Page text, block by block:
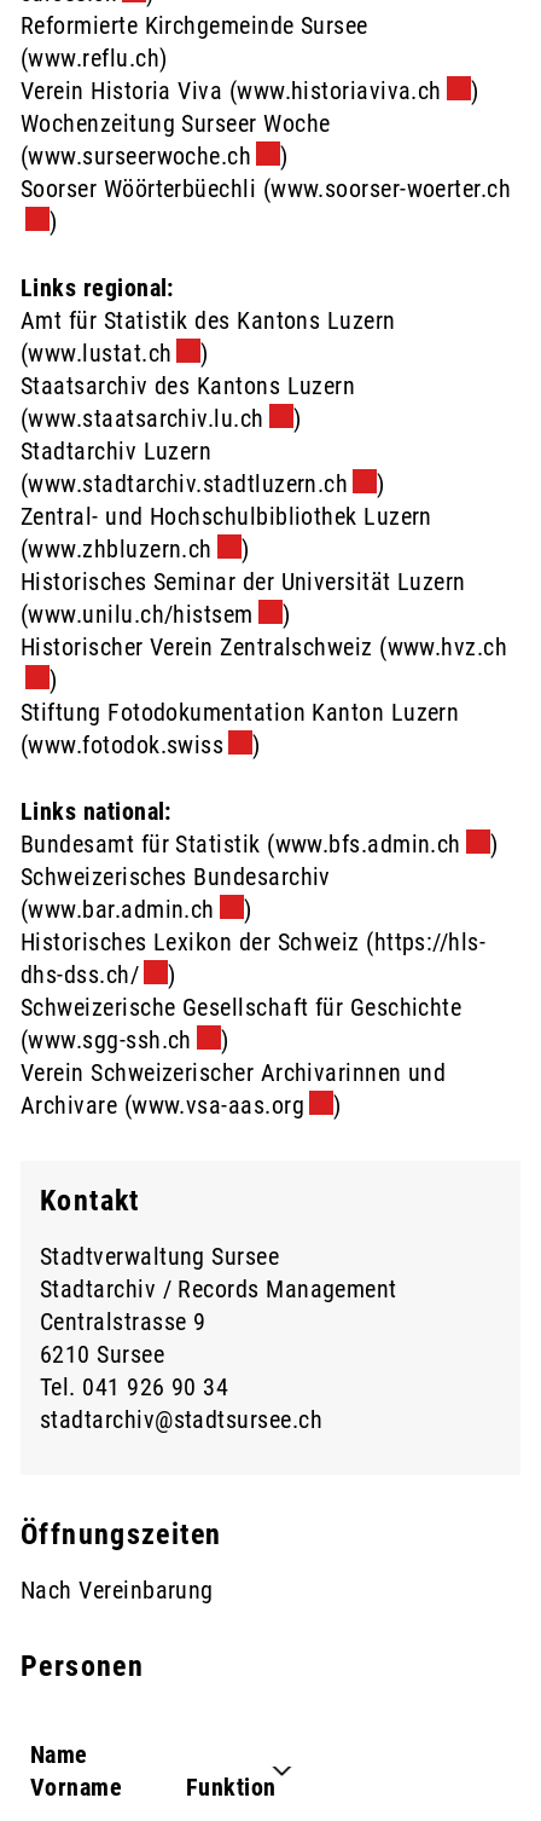
Reformierte Kirchgemeinde Sursee
(www.reflu.ch)
Verein Historia Viva (www.historiaviva.ch
)
Wochenzeitung Surseer Woche
(www.surseerwoche.ch Externer Link wird in
)
Soorser Wöörterbüechli (www.soorser-woerter.ch
)
Links regional:
Amt für Statistik des Kantons Luzern
(www.lustat.ch Externer Link wird in einem neuen
)
Staatsarchiv des Kantons Luzern
(www.staatsarchiv.lu.ch Externer Link wird in
)
Stadtarchiv Luzern
(www.stadtarchiv.stadtluzern.ch Externer Link
)
Zentral- und Hochschulbibliothek Luzern
(www.zhbluzern.ch Externer Link wird in einem
)
Historisches Seminar der Universität Luzern
(www.unilu.ch/histsem Externer Link wird in
)
Historischer Verein Zentralschweiz (www.hvz.ch
)
Stiftung Fotodokumentation Kanton Luzern
(www.fotodok.swiss Externer Link wird in einem
)
Links national:
Bundesamt für Statistik (www.bfs.admin.ch
)
Schweizerisches Bundesarchiv
(www.bar.admin.ch Externer Link wird in einem
)
Historisches Lexikon der Schweiz (https://hls-
dhs-dss.ch/ Externer Link wird in einem neuen
)
Schweizerische Gesellschaft für Geschichte
(www.sgg-ssh.ch Externer Link wird in einem
)
Verein Schweizerischer Archivarinnen und
Archivare (www.vsa-aas.org Externer Link wird in
)
Kontakt
Stadtverwaltung Sursee
Stadtarchiv / Records Management
Centralstrasse 9
6210 Sursee
Tel. 041 926 90 34
stadtarchiv@stadtsursee.ch
Öffnungszeiten
Nach Vereinbarung
Personen
Name
Vorname
Funktion